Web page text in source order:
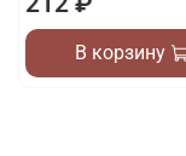
В корзину